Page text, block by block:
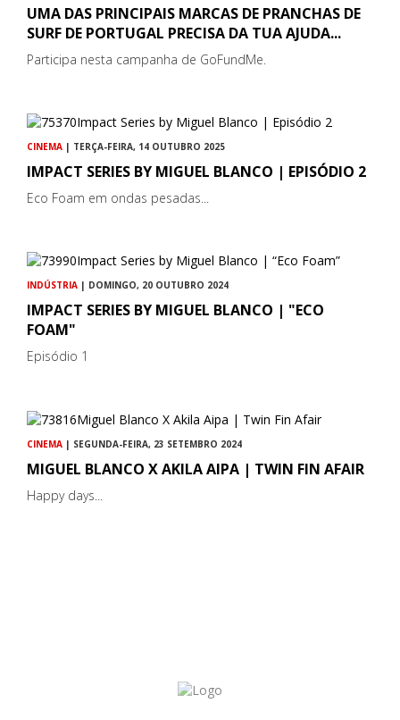
UMA DAS PRINCIPAIS MARCAS DE PRANCHAS DE
SURF DE PORTUGAL PRECISA DA TUA AJUDA...
Participa nesta campanha de GoFundMe.
CINEMA | TERÇA-FEIRA, 14 OUTUBRO 2025
IMPACT SERIES BY MIGUEL BLANCO | EPISÓDIO 2
Eco Foam em ondas pesadas...
INDÚSTRIA | DOMINGO, 20 OUTUBRO 2024
IMPACT SERIES BY MIGUEL BLANCO | "ECO
FOAM"
Episódio 1
CINEMA | SEGUNDA-FEIRA, 23 SETEMBRO 2024
MIGUEL BLANCO X AKILA AIPA | TWIN FIN AFAIR
Happy days...